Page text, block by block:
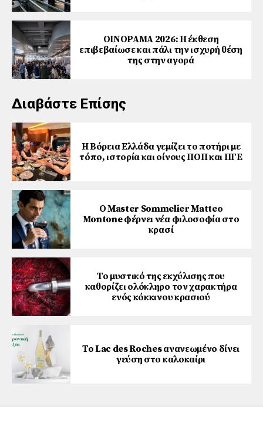
ΟΙΝΟΡΑΜΑ 2026: Η έκθεση
επιβεβαίωσε και πάλι την ισχυρή θέση
της στην αγορά
Διαβάστε Επίσης
Η Βόρεια Ελλάδα γεμίζει το ποτήρι με
τόπο, ιστορία και οίνους ΠΟΠ και ΠΓΕ
Ο Master Sommelier Matteo
Montone φέρνει νέα φιλοσοφία στο
κρασί
Το μυστικό της εκχύλισης που
καθορίζει ολόκληρο τον χαρακτήρα
ενός κόκκινου κρασιού
Το Lac des Roches ανανεωμένο δίνει
γεύση στο καλοκαίρι